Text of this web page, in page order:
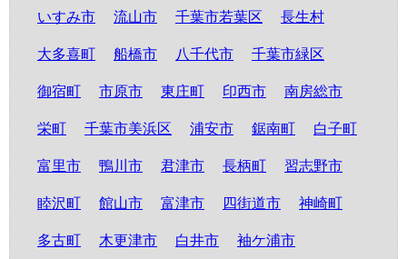
いすみ市 流山市 千葉市若葉区 長生村
大多喜町 船橋市 八千代市 千葉市緑区
御宿町 市原市 東庄町 印西市 南房総市
栄町 千葉市美浜区 浦安市 鋸南町 白子町
富里市 鴨川市 君津市 長柄町 習志野市
睦沢町 館山市 富津市 四街道市 神崎町
多古町 木更津市 白井市 袖ケ浦市